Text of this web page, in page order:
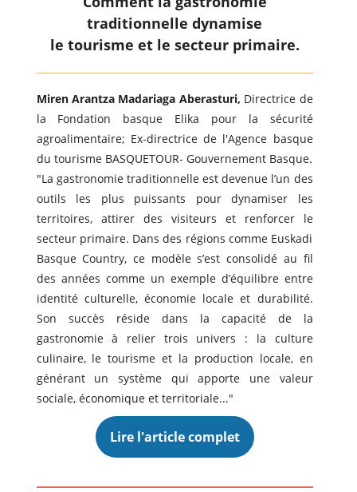
traditionnelle dynamise
le tourisme et le secteur primaire.
Miren Arantza Madariaga Aberasturi, Directrice de
la Fondation basque Elika pour la sécurité
agroalimentaire; Ex-directrice de l'Agence basque
du tourisme BASQUETOUR- Gouvernement Basque.
"La gastronomie traditionnelle est devenue l’un des
outils les plus puissants pour dynamiser les
territoires, attirer des visiteurs et renforcer le
secteur primaire. Dans des régions comme Euskadi
Basque Country, ce modèle s’est consolidé au fil
des années comme un exemple d’équilibre entre
identité culturelle, économie locale et durabilité.
Son succès réside dans la capacité de la
gastronomie à relier trois univers : la culture
culinaire, le tourisme et la production locale, en
générant un système qui apporte une valeur
sociale, économique et territoriale..."
Lire l'article complet